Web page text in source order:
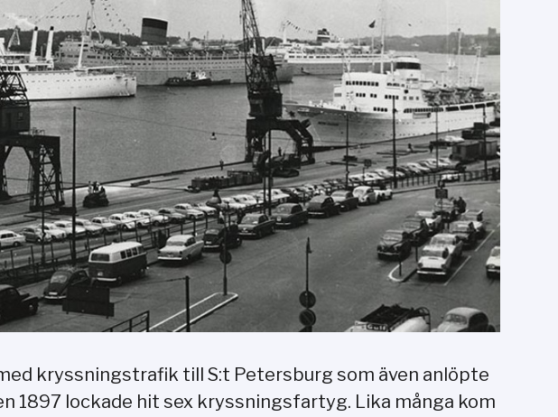
kryssningstrafik till S:t Petersburg som även anlöpte
1897 lockade hit sex kryssningsfartyg. Lika många kom